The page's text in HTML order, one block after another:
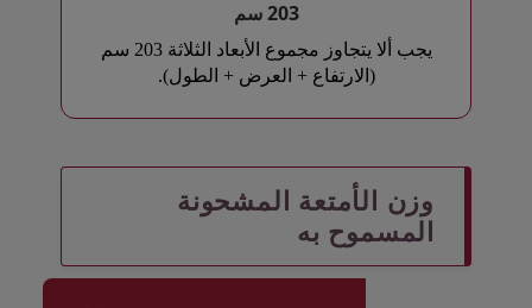
203 سم
يجب ألا يتجاوز مجموع الأبعاد الثلاثة 203 سم
(الارتفاع + العرض + الطول).
وزن الأمتعة المشحونة
المسموح به